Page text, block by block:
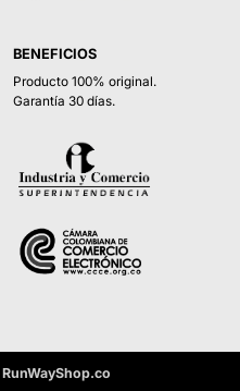
BENEFICIOS
Producto 100% original.
Garantía 30 días.
RunWayShop.co